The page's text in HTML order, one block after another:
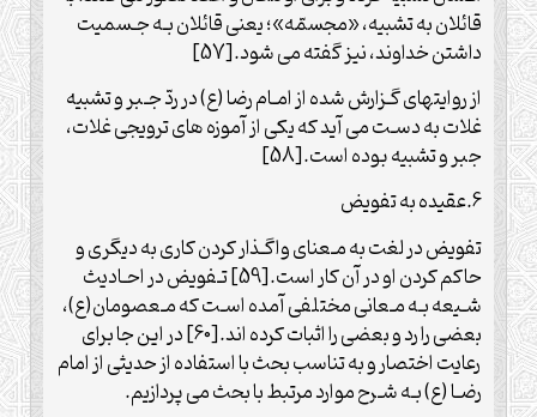
قائلان به تشبیه، «مجسمّه»؛ یعنی قائلان بـه جـسمیت
داشتن خداوند، نیز گفته می شود.[57]
از روایت‏های گـزارش شده از امـام رضا (ع) در ردّ جـبر و تشبیه
غلات به دسـت می آید که یکی از آموزه های ترویجی غلات،
جبر و تشبیه بوده است.[58]
6.عقیده به تفویض
تفویض در لغت به مـعنای واگـذار کردن کاری به دیگری و
حاکم کردن او در آن کار است.[59] تـفویض در احـادیث
شـیعه بـه مـعانی مختلفی آمده اسـت که مـعصومان(ع)،
بعضی را رد و بعضی را اثبات کرده اند.[60] در این جا برای
رعایت اختصار و به تناسب بحث با استفاده از حدیثی از امام
رضـا (ع) بـه شـرح موارد مرتبط با بحث می پردازیم.